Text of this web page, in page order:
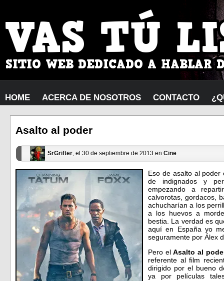
HOME ACERCA DE NOSOTROS CONTACTO
Asalto al poder
SrGrifter, el 30 de septiembre de 2013 en Cine
Eso de asalto al
de indignados y
empezando a
calvorotas, gordacos,
achucharían a los
a los huevos a
bestia. La verdad es
aquí en España yo
seguramente por Álex
Pero elAsalto al
referente al film
dirigido por el bueno
ya por películas